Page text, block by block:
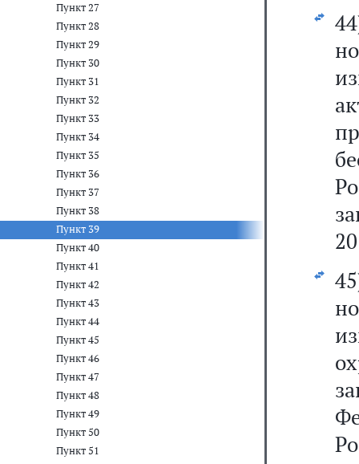
Пункт 27
Пункт 28
Пункт 29
Пункт 30
Пункт 31
Пункт 32
Пункт 33
Пункт 34
Пункт 35
Пункт 36
Пункт 37
Пункт 38
Пункт 39
Пункт 40
Пункт 41
Пункт 42
Пункт 43
Пункт 44
Пункт 45
Пункт 46
Пункт 47
Пункт 48
Пункт 49
Пункт 50
Пункт 51